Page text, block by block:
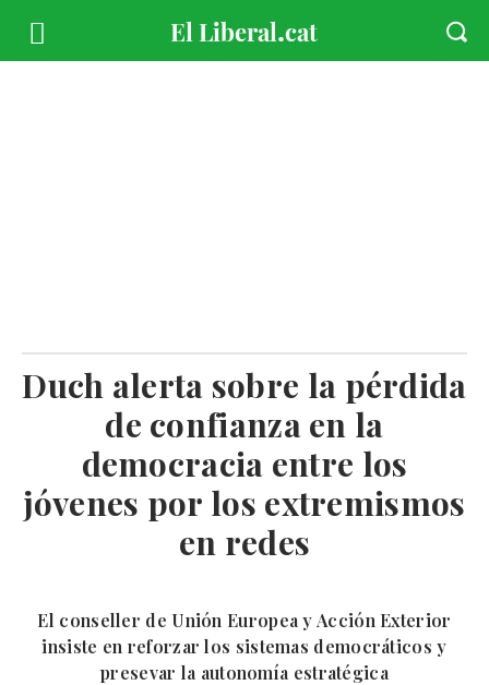
Duch alerta sobre la pérdida
de confianza en la
democracia entre los
jóvenes por los extremismos
en redes
El conseller de Unión Europea y Acción Exterior
insiste en reforzar los sistemas democráticos y
presevar la autonomía estratégica